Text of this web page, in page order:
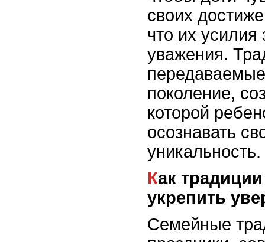
своих
что их
уважения.
поколение,
которой
осознавать
уникальность.
Как традиции помогают
укрепить
Семейные